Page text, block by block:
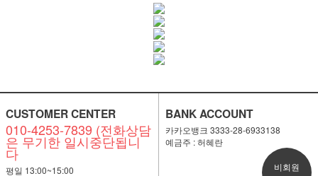
CUSTOMER CENTER
010-4253-7839 (전화상담
은 무기한 일시중단됩니
다
평일 13:00~15:00
BANK ACCOUNT
카카오뱅크 3333-28-6933138
예금주 : 허혜란
비회원